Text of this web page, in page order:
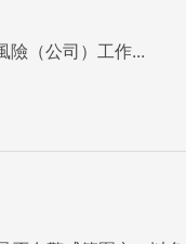
的天氣風險（公司）工作...